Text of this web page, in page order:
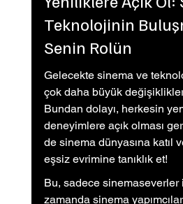
Teknolojinin
Senin Rolün
Gelecekte sinema ve
çok daha büyük
Bundan dolayı, herkesin
deneyimlere açık olması
de sinema dünyasına katıl
eşsiz evrimine tanıklık et!
Bu, sadece sinemaseverler
zamanda sinema